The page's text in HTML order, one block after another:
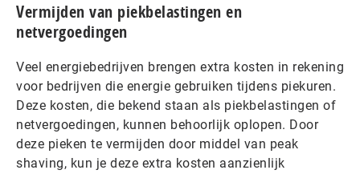
Vermijden van piekbelastingen en
netvergoedingen
Veel energiebedrijven brengen extra kosten in rekening
voor bedrijven die energie gebruiken tijdens piekuren.
Deze kosten, die bekend staan als piekbelastingen of
netvergoedingen, kunnen behoorlijk oplopen. Door
deze pieken te vermijden door middel van peak
shaving, kun je deze extra kosten aanzienlijk